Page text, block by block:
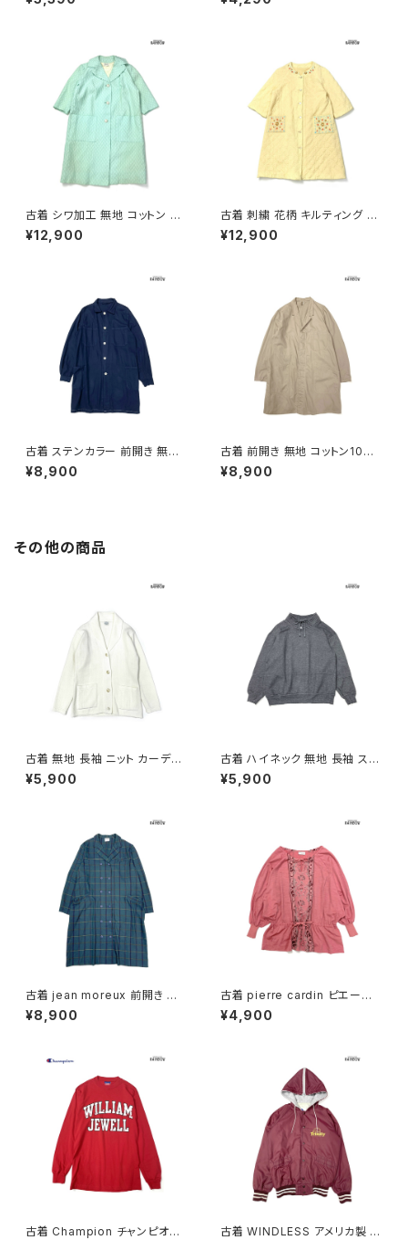
トコート 白 (ttu2602027)
ライトコート サーモンピンク ベ
古着 シワ加工 無地 コットン 長
袖 アウター ライトコート ライト
グリーン (ttu2601077)
¥12,900
古着 刺繍 花柄 キルティング 長
袖 アウター ライトコート 黄 (ttu
2601133)
¥12,900
古着 ステンカラー 前開き 無地
コットン 長袖 アウター ライトコ
ート 紺 (ttu2601166)
¥8,900
古着 前開き 無地 コットン10
0％ 長袖 アウター テーラード
ライトコート ベージュ (ttu2601
¥8,900
その他の商品
古着 無地 長袖 ニット カーディ
ガン 白 (ttu2508107)
¥5,900
古着 ハイネック 無地 長袖 スウ
ェット トレーナー グレー (ttu25
01281)
¥5,900
古着 jean moreux 前開き チェ
ック柄 長袖 アウター テーラード
ライトコート 緑 (ttu2509093)
¥8,900
古着 pierre cardin ピエール・
カルダン リボン 総柄 カットソー
長袖 ブラウス サーモンピンク (t
¥4,900
古着 Champion チャンピオン
古着 WINDLESS アメリカ製 前